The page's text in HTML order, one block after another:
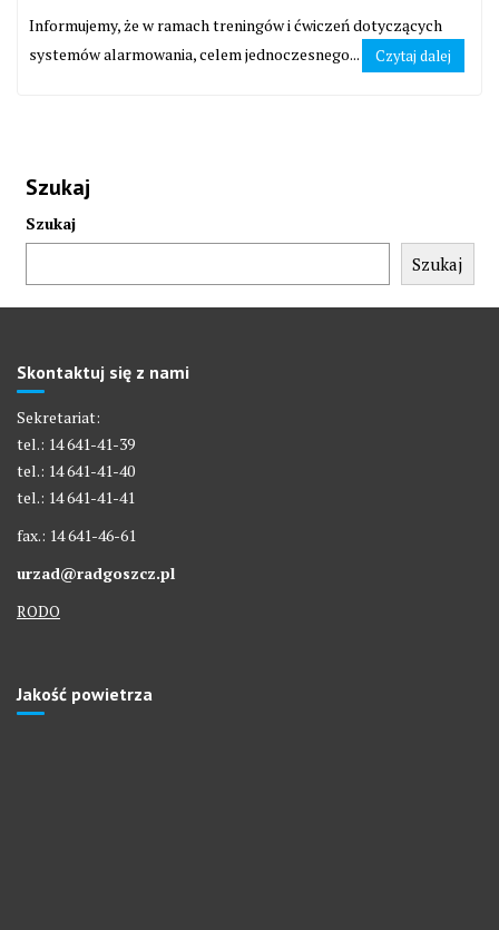
Informujemy, że w ramach treningów i ćwiczeń dotyczących
systemów alarmowania, celem jednoczesnego...
Czytaj dalej
Szukaj
Szukaj
Szukaj
Skontaktuj się z nami
Sekretariat:
tel.: 14 641-41-39
tel.: 14 641-41-40
tel.: 14 641-41-41
fax.: 14 641-46-61
urzad@radgoszcz.pl
RODO
Jakość powietrza